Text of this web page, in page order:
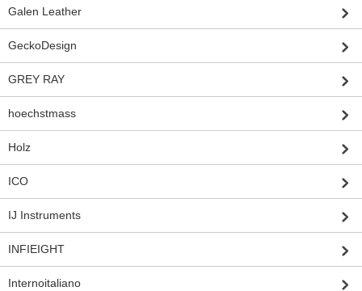
Galen Leather
GeckoDesign
GREY RAY
hoechstmass
Holz
ICO
IJ Instruments
INFIEIGHT
Internoitaliano